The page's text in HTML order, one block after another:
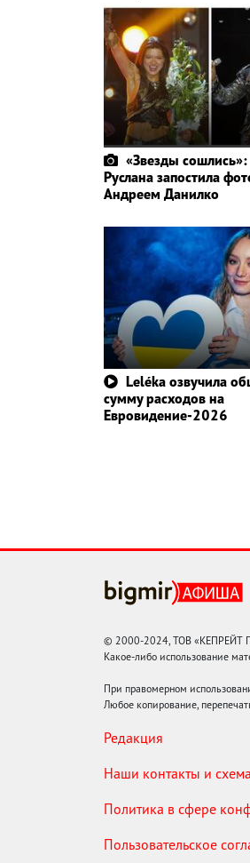
«Звезды сошлись»:
Руслана запостила
Андреем Данилко
Leléka озвучила
сумму расходов на
Евровидение-2026
© 2000-2024, ТОВ «КЕПРЕЙТ
Какое-либо использование
При правомерном
Любое копирование,
Редакция
Наши контакты и
Политика в сфере
Пользовательское